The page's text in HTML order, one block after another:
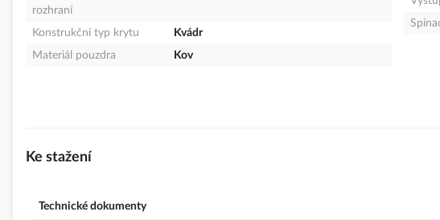
rozhraní
Konstrukční typ krytu
Kvádr
Materiál pouzdra
Kov
Ke stažení
Technické dokumenty